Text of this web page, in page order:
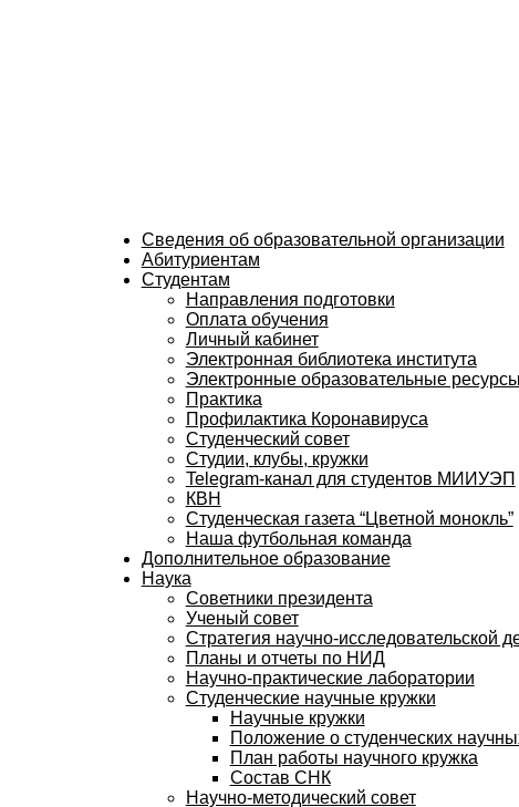
Сведения об образовательной организации
Абитуриентам
Студентам
Направления подготовки
Оплата обучения
Личный кабинет
Электронная библиотека института
Электронные образовательные ресурсы
Практика
Профилактика Коронавируса
Студенческий совет
Студии, клубы, кружки
Telegram-канал для студентов МИИУЭП
КВН
Студенческая газета “Цветной монокль”
Наша футбольная команда
Дополнительное образование
Наука
Советники президента
Ученый совет
Стратегия научно-исследовательской
Планы и отчеты по НИД
Научно-практические лаборатории
Студенческие научные кружки
Научные кружки
Положение о студенческих
План работы научного кружка
Состав СНК
Научно-методический совет